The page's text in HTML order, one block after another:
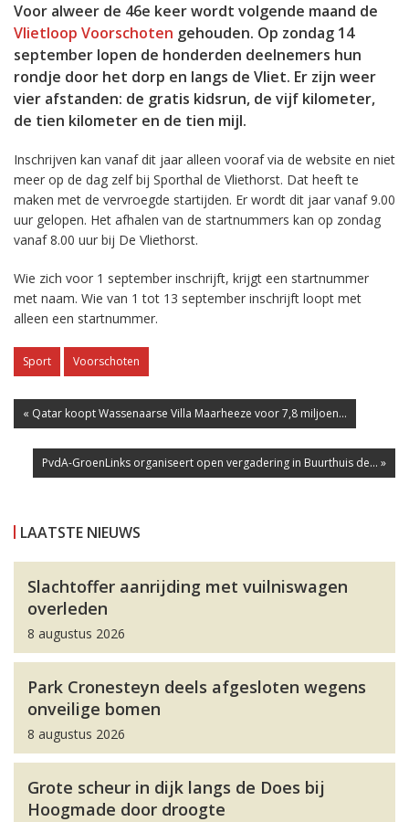
Voor alweer de 46e keer wordt volgende maand de
Vlietloop Voorschoten gehouden. Op zondag 14
september lopen de honderden deelnemers hun
rondje door het dorp en langs de Vliet. Er zijn weer
vier afstanden: de gratis kidsrun, de vijf kilometer,
de tien kilometer en de tien mijl.
Inschrijven kan vanaf dit jaar alleen vooraf via de website en niet
meer op de dag zelf bij Sporthal de Vliethorst. Dat heeft te
maken met de vervroegde startijden. Er wordt dit jaar vanaf 9.00
uur gelopen. Het afhalen van de startnummers kan op zondag
vanaf 8.00 uur bij De Vliethorst.
Wie zich voor 1 september inschrijft, krijgt een startnummer
met naam. Wie van 1 tot 13 september inschrijft loopt met
alleen een startnummer.
Sport Voorschoten
« Qatar koopt Wassenaarse Villa Maarheeze voor 7,8 miljoen...
PvdA-GroenLinks organiseert open vergadering in Buurthuis de... »
LAATSTE NIEUWS
Slachtoffer aanrijding met vuilniswagen
overleden
8 augustus 2026
Park Cronesteyn deels afgesloten wegens
onveilige bomen
8 augustus 2026
Grote scheur in dijk langs de Does bij
Hoogmade door droogte